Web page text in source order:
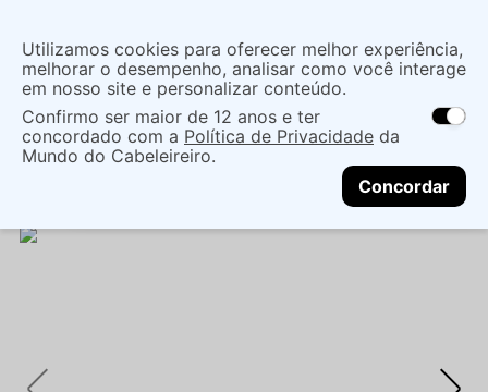
localização
As ofertas e opções de entrega variam de
acordo com a região.Não sei meu CEP
CONTINUAR
O que você procura?
Maquiagem Face
Corretivo Facial
CORRETIVO BASTÃO DAILUS VEGANO 2 CLARO |
Utilizamos cookies para oferecer melhor experiência,
melhorar o desempenho, analisar como você interage
em nosso site e personalizar conteúdo.
Confirmo ser maior de 12 anos e ter
concordado com a Política de Privacidade da
Mundo do Cabeleireiro.
Concordar